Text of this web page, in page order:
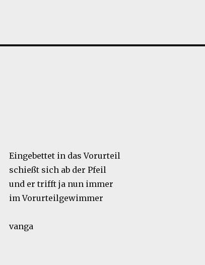
Eingebettet in das Vorurteil
schießt sich ab der Pfeil
und er trifft ja nun immer
im Vorurteilgewimmer
vanga